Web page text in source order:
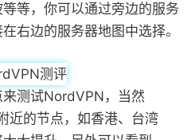
等，你可以通过旁边的服务
右边的服务器地图中选择。
测试NordVPN，当然
近的节点，如香港、台湾